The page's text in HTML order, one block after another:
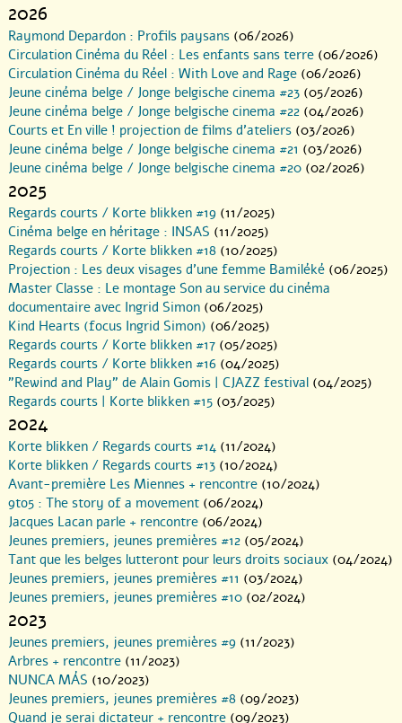
2026
Raymond Depardon : Profils paysans (06/2026)
Circulation Cinéma du Réel : Les enfants sans terre (06/2026)
Circulation Cinéma du Réel : With Love and Rage (06/2026)
Jeune cinéma belge / Jonge belgische cinema #23 (05/2026)
Jeune cinéma belge / Jonge belgische cinema #22 (04/2026)
Courts et En ville ! projection de films d’ateliers (03/2026)
Jeune cinéma belge / Jonge belgische cinema #21 (03/2026)
Jeune cinéma belge / Jonge belgische cinema #20 (02/2026)
2025
Regards courts / Korte blikken #19 (11/2025)
Cinéma belge en héritage : INSAS (11/2025)
Regards courts / Korte blikken #18 (10/2025)
Projection : Les deux visages d’une femme Bamiléké (06/2025)
Master Classe : Le montage Son au service du cinéma
documentaire avec Ingrid Simon (06/2025)
Kind Hearts (focus Ingrid Simon) (06/2025)
Regards courts / Korte blikken #17 (05/2025)
Regards courts / Korte blikken #16 (04/2025)
"Rewind and Play" de Alain Gomis | CJAZZ festival (04/2025)
Regards courts | Korte blikken #15 (03/2025)
2024
Korte blikken / Regards courts #14 (11/2024)
Korte blikken / Regards courts #13 (10/2024)
Avant-première Les Miennes + rencontre (10/2024)
9to5 : The story of a movement (06/2024)
Jacques Lacan parle + rencontre (06/2024)
Jeunes premiers, jeunes premières #12 (05/2024)
Tant que les belges lutteront pour leurs droits sociaux (04/2024)
Jeunes premiers, jeunes premières #11 (03/2024)
Jeunes premiers, jeunes premières #10 (02/2024)
2023
Jeunes premiers, jeunes premières #9 (11/2023)
Arbres + rencontre (11/2023)
NUNCA MÁS (10/2023)
Jeunes premiers, jeunes premières #8 (09/2023)
Quand je serai dictateur + rencontre (09/2023)